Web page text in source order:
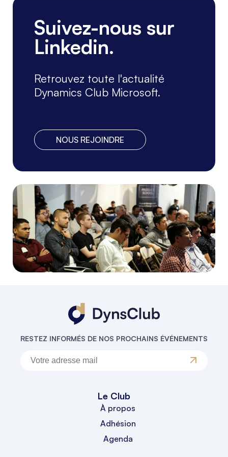
ERP, CRM, BI, ...
Le DynsClub sera présent au Salon
Porte de Versailles. Venez nous
rencontrer sur ...Lire la suite
Suivez-nous sur
Linkedin.
Retrouvez toute l'actualité
Dynamics Club Microsoft.
NOUS REJOINDRE
RESTEZ INFORMÉS DE NOS PROCHAINS ÉVÉNEMENTS
Le Club
À propos
Adhésion
Agenda